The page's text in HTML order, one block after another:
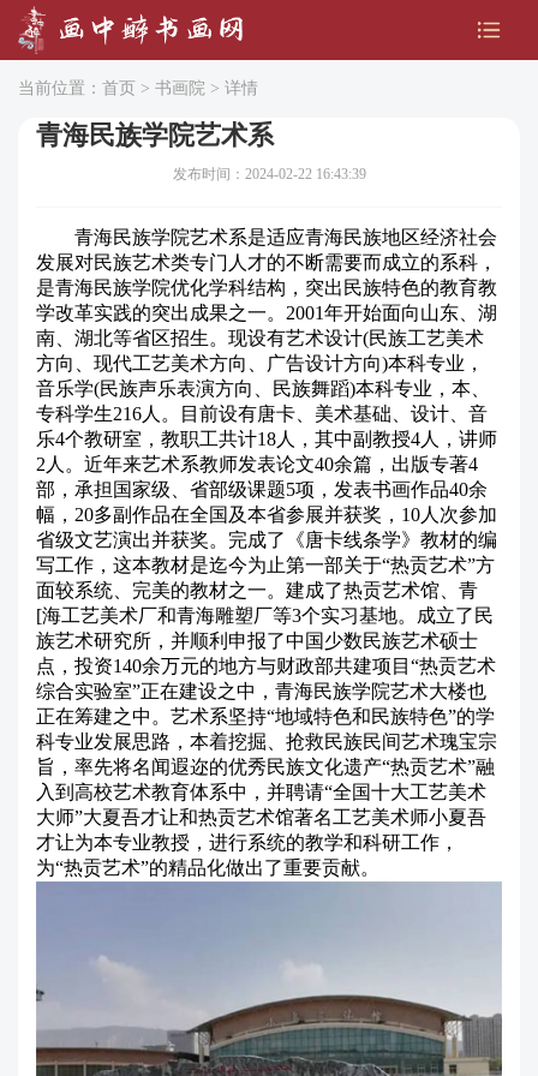
当前位置： 首页 > 书画院 > 详情
青海民族学院艺术系
发布时间：2024-02-22 16:43:39
青海民族学院艺术系是适应青海民族地区经济社会
发展对民族艺术类专门人才的不断需要而成立的系科，
是青海民族学院优化学科结构，突出民族特色的教育教
学改革实践的突出成果之一。2001年开始面向山东、湖
南、湖北等省区招生。现设有艺术设计(民族工艺美术
方向、现代工艺美术方向、广告设计方向)本科专业，
音乐学(民族声乐表演方向、民族舞蹈)本科专业，本、
专科学生216人。目前设有唐卡、美术基础、设计、音
乐4个教研室，教职工共计18人，其中副教授4人，讲师
2人。近年来艺术系教师发表论文40余篇，出版专著4
部，承担国家级、省部级课题5项，发表书画作品40余
幅，20多副作品在全国及本省参展并获奖，10人次参加
省级文艺演出并获奖。完成了《唐卡线条学》教材的编
写工作，这本教材是迄今为止第一部关于“热贡艺术”方
面较系统、完美的教材之一。建成了热贡艺术馆、青
[海工艺美术厂和青海雕塑厂等3个实习基地。成立了民
族艺术研究所，并顺利申报了中国少数民族艺术硕士
点，投资140余万元的地方与财政部共建项目“热贡艺术
综合实验室”正在建设之中，青海民族学院艺术大楼也
正在筹建之中。艺术系坚持“地域特色和民族特色”的学
科专业发展思路，本着挖掘、抢救民族民间艺术瑰宝宗
旨，率先将名闻遐迩的优秀民族文化遗产“热贡艺术”融
入到高校艺术教育体系中，并聘请“全国十大工艺美术
大师”大夏吾才让和热贡艺术馆著名工艺美术师小夏吾
才让为本专业教授，进行系统的教学和科研工作，
为“热贡艺术”的精品化做出了重要贡献。